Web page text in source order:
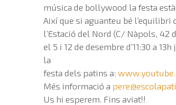
música de bollywood la festa
Així que si aguanteu bé
l’Estació del Nord (C/ Nàpols, 42
el 5 i 12 de desembre d’11:30 a
la
festa dels patins a:
Més informació a
Us hi esperem. Fins aviat!!